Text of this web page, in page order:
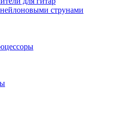
струнами